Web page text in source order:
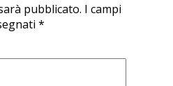
pubblicato. I campi
*